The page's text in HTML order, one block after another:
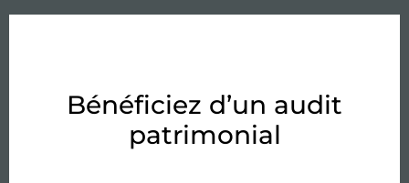
Bénéficiez d’un audit
patrimonial